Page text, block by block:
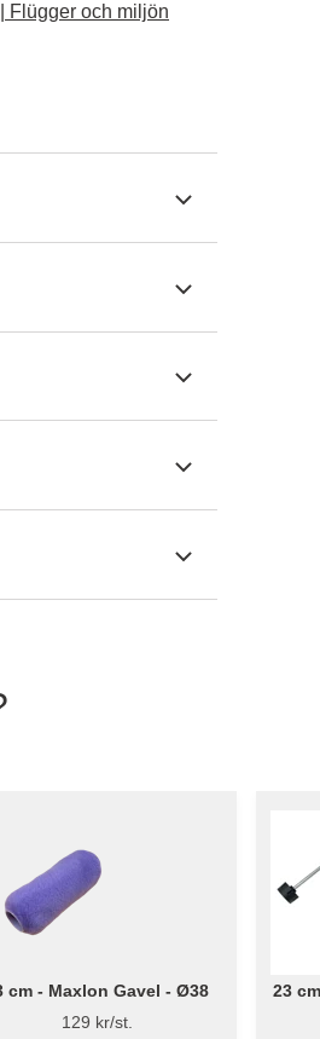
Flügger och miljön
cm - Maxlon Gavel - Ø38
129 kr/st.
23